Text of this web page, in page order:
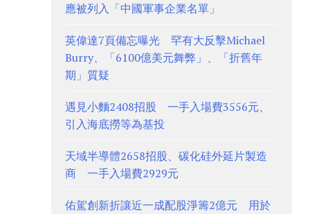
應被列入「中國軍事企業名單」
英偉達7頁備忘曝光 罕有大反擊Michael
Burry、「6100億美元舞弊」、「折舊年
期」質疑
遇見小麵2408招股 一手入場費3556元、
引入海底撈等為基投
天域半導體2658招股、碳化硅外延片製造
商 一手入場費2929元
佑駕創新折讓近一成配股淨籌2億元 用於